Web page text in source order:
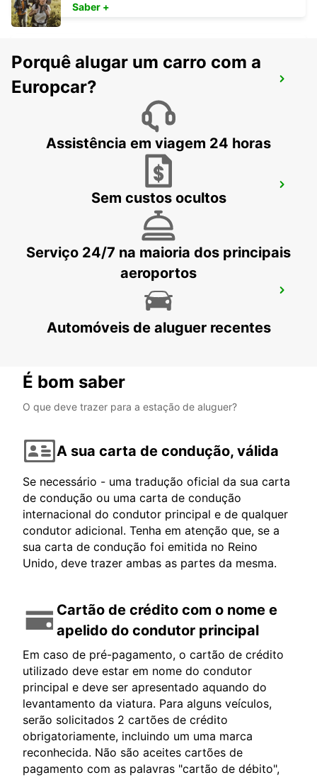
AVELLINO
AVELLINO - ITALY
SALERNO - ITALY
NOCERA INFERIORE - ITALY
Saber +
Porquê alugar um carro com a
Europcar?
Assistência em viagem 24 horas
Sem custos ocultos
Serviço 24/7 na maioria dos principais
aeroportos
Automóveis de aluguer recentes
É bom saber
O que deve trazer para a estação de aluguer?
A sua carta de condução, válida
Se necessário - uma tradução oficial da sua carta
de condução ou uma carta de condução
internacional do condutor principal e de qualquer
condutor adicional. Tenha em atenção que, se a
sua carta de condução foi emitida no Reino
Unido, deve trazer ambas as partes da mesma.
Cartão de crédito com o nome e
apelido do condutor principal
Em caso de pré-pagamento, o cartão de crédito
utilizado deve estar em nome do condutor
principal e deve ser apresentado aquando do
levantamento da viatura. Para alguns veículos,
serão solicitados 2 cartões de crédito
obrigatoriamente, incluindo um uma marca
reconhecida. Não são aceites cartões de
pagamento com as palavras "cartão de débito",